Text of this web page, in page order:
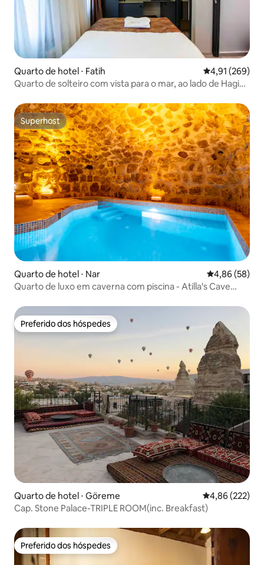
Quarto de hotel ⋅ Fatih 4,91 de uma
4,91 (269)
Quarto de solteiro com vista para o mar, ao lado de Hagia
Superhost
Superhost
Quarto de hotel ⋅ Nar 4,86 de uma
4,86 (58)
Quarto de luxo em caverna com piscina - Atilla's Cave
Preferido dos hóspedes
Preferido dos hóspedes
Quarto de hotel ⋅ Göreme 4,86 de uma
4,86 (222)
Cap. Stone Palace-TRIPLE ROOM(inc. Breakfast)
Preferido dos hóspedes
Preferido dos hóspedes